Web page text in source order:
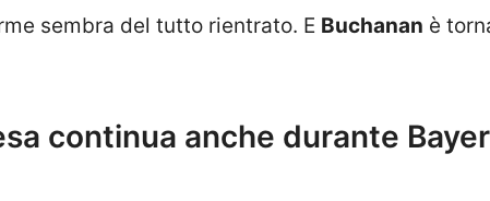
sembra del tutto rientrato. E Buchanan è
continua anche durante